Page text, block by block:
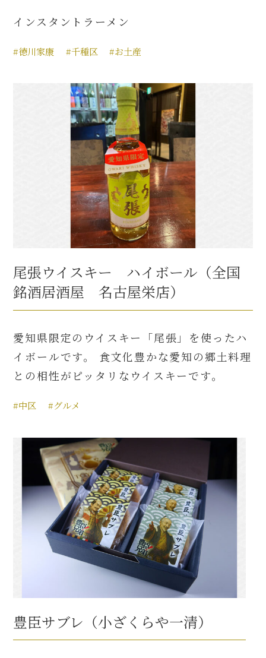
インスタントラーメン
#徳川家康 #千種区 #お土産
尾張ウイスキー ハイボール（全国
銘酒居酒屋 名古屋栄店）
愛知県限定のウイスキー「尾張」を使ったハ
イボールです。 食文化豊かな愛知の郷土料理
との相性がピッタリなウイスキーです。
#中区 #グルメ
豊臣サブレ（小ざくらや一清）